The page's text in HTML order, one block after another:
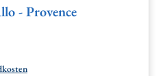
- Provence